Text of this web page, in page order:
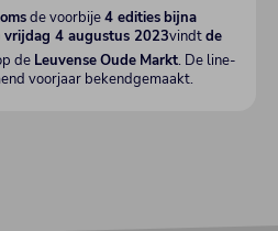
de voorbije4 editiesbijna
vrijdag 4 augustus 2023vindtde
de LeuvenseOude Markt. De line-
voorjaar bekendgemaakt.